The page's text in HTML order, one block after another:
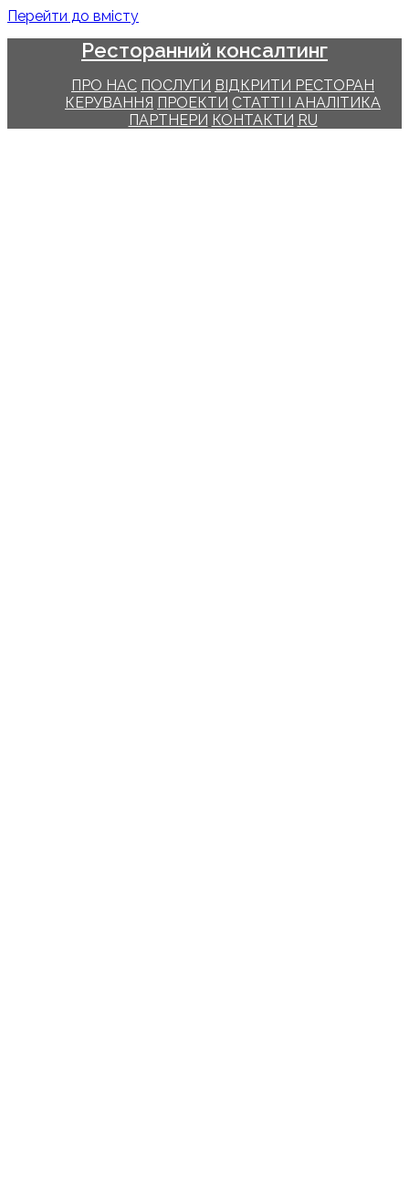
Перейти до вмісту
Ресторанний консалтинг
ПРО НАС ПОСЛУГИ ВІДКРИТИ РЕСТОРАН
КЕРУВАННЯ ПРОЕКТИ СТАТТІ І АНАЛІТИКА
ПАРТНЕРИ КОНТАКТИ RU